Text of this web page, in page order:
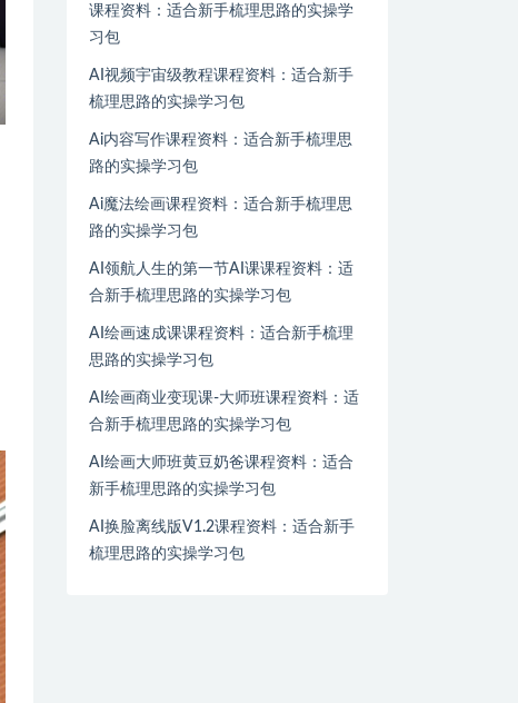
课程资料：适合新手梳理思路的实操学
习包
AI视频宇宙级教程课程资料：适合新手
梳理思路的实操学习包
Ai内容写作课程资料：适合新手梳理思
路的实操学习包
Ai魔法绘画课程资料：适合新手梳理思
路的实操学习包
AI领航人生的第一节AI课课程资料：适
合新手梳理思路的实操学习包
AI绘画速成课课程资料：适合新手梳理
思路的实操学习包
AI绘画商业变现课-大师班课程资料：适
合新手梳理思路的实操学习包
AI绘画大师班黄豆奶爸课程资料：适合
新手梳理思路的实操学习包
AI换脸离线版V1.2课程资料：适合新手
梳理思路的实操学习包